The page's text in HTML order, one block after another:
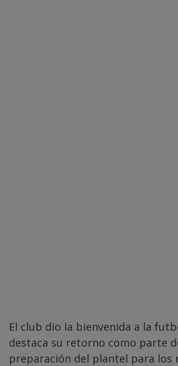
El club dio la bienvenida a la
destaca su retorno como parte
preparación del plantel para los